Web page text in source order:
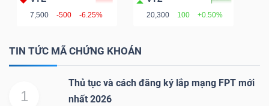
7,500 -500 -6.25% 20,300 100 +0.50%
TIN TỨC MÃ CHỨNG KHOÁN
1
Thủ tục và cách đăng ký lắp mạng FPT mới
nhất 2026